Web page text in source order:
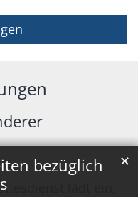
bezüglich
✕
lädt ein,